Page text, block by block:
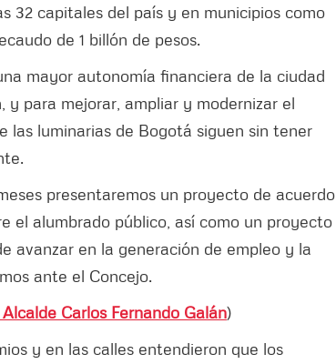
32 capitales del país y en municipios como
de 1 billón de pesos.
mayor autonomía financiera de la ciudad
y para mejorar, ampliar y modernizar el
las luminarias de Bogotá siguen sin tener
presentaremos un proyecto de acuerdo
el alumbrado público, así como un proyecto
avanzar en la generación de empleo y la
ante el Concejo.
Carlos Fernando Galán)
y en las calles entendieron que los